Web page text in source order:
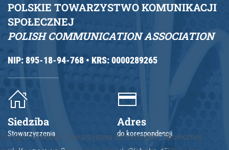
POLSKIE TOWARZYSTWO KOMUNIKACJI
SPOŁECZNEJ
POLISH COMMUNICATION ASSOCIATION
NIP: 895-18-94-768 • KRS: 0000289265
Siedziba
Stowarzyszenia
Adres
do korespondencji
Zarząd Polskiego Towarzystwa Komunikacji Społecznej,